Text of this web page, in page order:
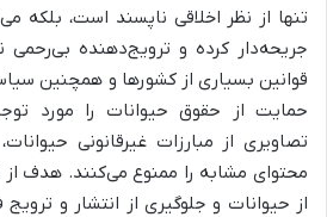
تنها از نظر اخلاقی ناپسند است، بلکه
جریحه‌دار کرده و ترویج‌دهنده بی‌رحمی
قوانین بسیاری از کشورها و همچنین
حمایت از حقوق حیوانات را مورد
تصاویری از مبارزات غیرقانونی
محتوای مشابه را ممنوع می‌کنند. هدف
از حیوانات و جلوگیری از انتشار و